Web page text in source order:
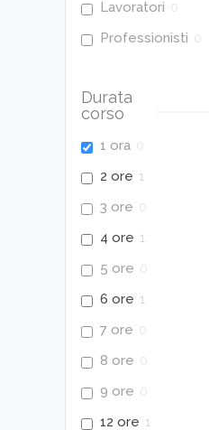
Lavoratori 0
Professionisti 0
Durata
corso
1 ora 0
2 ore 1
3 ore 0
4 ore 1
5 ore 0
6 ore 1
7 ore 0
8 ore 0
9 ore 0
12 ore 1